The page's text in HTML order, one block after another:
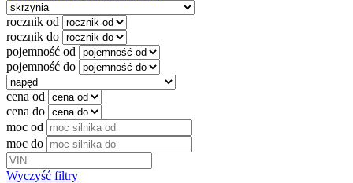
rocznik od
rocznik do
pojemność od
pojemność do
cena od
cena do
moc od
moc do
Wyczyść filtry